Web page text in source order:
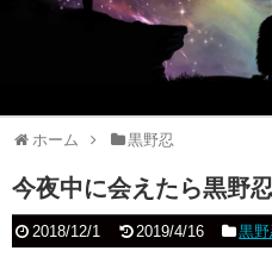
ホーム 黒野忍
今夜中に会えたら黒野
2018/12/1 2019/4/16 黒野